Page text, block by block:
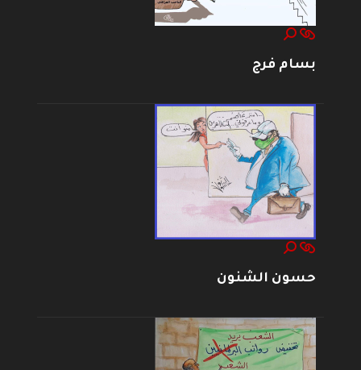
بسام فرج
حسون الشنون